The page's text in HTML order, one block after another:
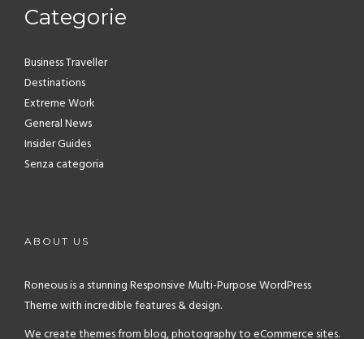
Categorie
Business Traveller
Destinations
Extreme Work
General News
Insider Guides
Senza categoria
ABOUT US
Roneous is a stunning Responsive Multi-Purpose WordPress
Theme with incredible features & design.
We create themes from blog, photography to eCommerce sites.